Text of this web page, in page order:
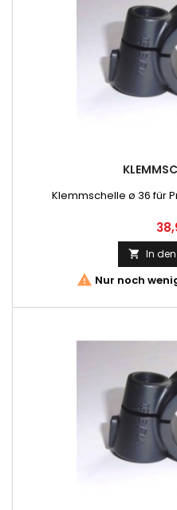
Klemmschelle ø 36 für
 In
 Nur noch